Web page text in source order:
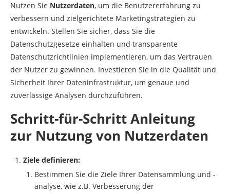
Nutzen Sie Nutzerdaten, um die Benutzererfahrung zu
verbessern und zielgerichtete Marketingstrategien zu
entwickeln. Stellen Sie sicher, dass Sie die
Datenschutzgesetze einhalten und transparente
Datenschutzrichtlinien implementieren, um das Vertrauen
der Nutzer zu gewinnen. Investieren Sie in die Qualität und
Sicherheit Ihrer Dateninfrastruktur, um genaue und
zuverlässige Analysen durchzuführen.
Schritt-für-Schritt Anleitung
zur Nutzung von Nutzerdaten
Ziele definieren:
Bestimmen Sie die Ziele Ihrer Datensammlung und -
analyse, wie z.B. Verbesserung der